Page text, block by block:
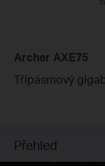
Archer AXE75
Třípásmový
Přehled